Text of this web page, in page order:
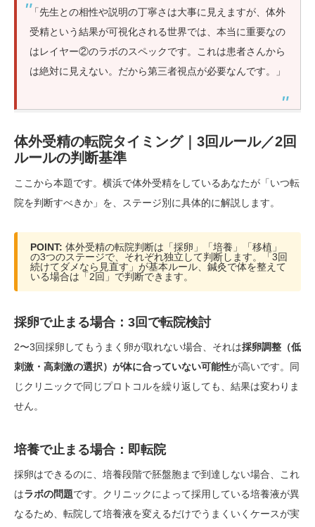
「先生との相性や説明の丁寧さは大事に見えますが、体外
受精という結果が可視化される世界では、本当に重要なの
はレイヤー②のラボのスペックです。これは患者さんから
は絶対に見えない。だから第三者視点が必要なんです。」
体外受精の転院タイミング｜3回ルール／2回
ルールの判断基準
ここから本題です。横浜で体外受精をしているあなたが「いつ転
院を判断すべきか」を、ステージ別に具体的に解説します。
POINT: 体外受精の転院判断は「採卵」「培養」「移植」
の3つのステージで、それぞれ独立して判断します。「3回
続けてダメなら見直す」が基本ルール、鍼灸で体を整えて
いる場合は「2回」で判断できます。
採卵で止まる場合：3回で転院検討
2〜3回採卵してもうまく卵が取れない場合、それは採卵調整（低
刺激・高刺激の選択）が体に合っていない可能性が高いです。同
じクリニックで同じプロトコルを繰り返しても、結果は変わりま
せん。
培養で止まる場合：即転院
採卵はできるのに、培養段階で胚盤胞まで到達しない場合、これ
はラボの問題です。クリニックによって採用している培養液が異
なるため、転院して培養液を変えるだけでうまくいくケースが実